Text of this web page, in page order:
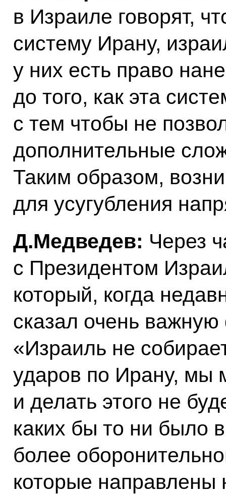
в Израиле говорят,
систему Ирану,
у них есть право
до того, как эта
с тем чтобы не
дополнительные
Таким образом,
для усугубления
Д.Медведев: Через
с Президентом
который, когда
сказал очень
«Израиль не
ударов по Ирану, мы
и делать этого не
каких бы то ни было
более
которые направлены